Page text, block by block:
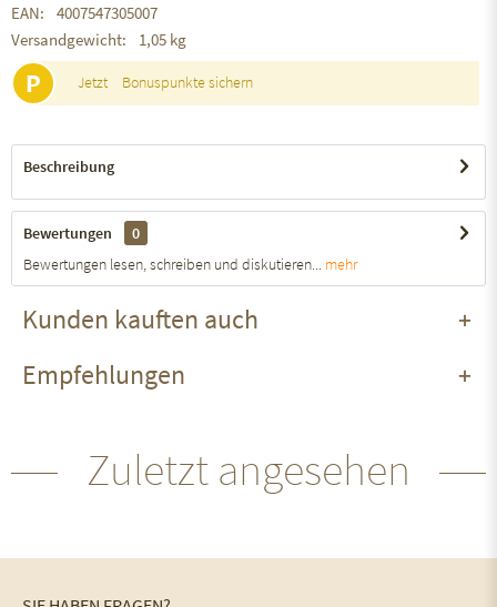
EAN:
4007547305007
Versandgewicht:
1,05 kg
P Jetzt Bonuspunkte sichern
Beschreibung
Bewertungen
0
Bewertungen lesen, schreiben und diskutieren...
mehr
Kunden kauften auch
Empfehlungen
Zuletzt angesehen